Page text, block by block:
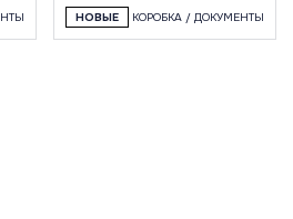
НОВЫЕ КОРОБКА / ДОКУМЕНТЫ